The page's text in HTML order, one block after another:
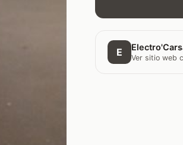
E Ver sitio web